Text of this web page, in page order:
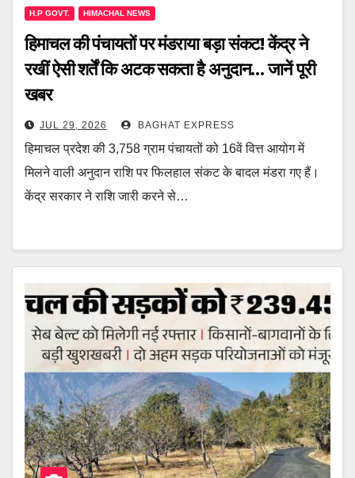
H.P GOVT. HIMACHAL NEWS
हिमाचल की पंचायतों पर मंडराया बड़ा संकट! केंद्र ने
रखीं ऐसी शर्तें कि अटक सकता है अनुदान… जानें पूरी
खबर
JUL 29, 2026 BAGHAT EXPRESS
हिमाचल प्रदेश की 3,758 ग्राम पंचायतों को 16वें वित्त आयोग में
मिलने वाली अनुदान राशि पर फिलहाल संकट के बादल मंडरा गए हैं।
केंद्र सरकार ने राशि जारी करने से…